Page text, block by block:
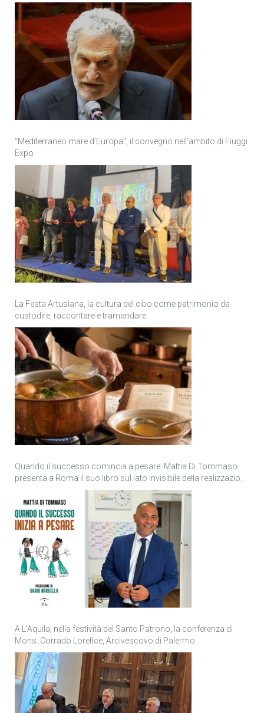
“Mediterraneo mare d’Europa”, il convegno nell’ambito di Fiuggi
Expo
La Festa Artusiana, la cultura del cibo come patrimonio da
custodire, raccontare e tramandare
Quando il successo comincia a pesare: Mattia Di Tommaso
presenta a Roma il suo libro sul lato invisibile della realizzazione
A L’Aquila, nella festività del Santo Patrono, la conferenza di
Mons. Corrado Lorefice, Arcivescovo di Palermo